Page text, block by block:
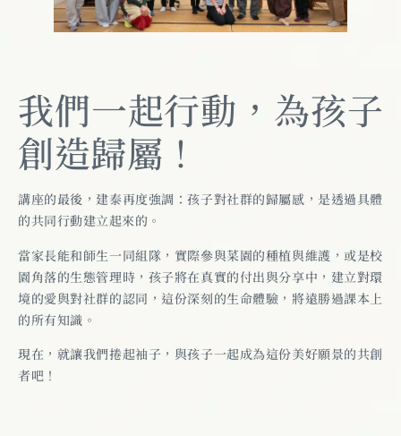
我們一起行動，為孩子
創造歸屬！
講座的最後，建泰再度強調：孩子對社群的歸屬感，是透過具體
的共同行動建立起來的。
當家長能和師生一同組隊，實際參與菜園的種植與維護，或是校
園角落的生態管理時，孩子將在真實的付出與分享中，建立對環
境的愛與對社群的認同，這份深刻的生命體驗，將遠勝過課本上
的所有知識。
現在，就讓我們捲起袖子，與孩子一起成為這份美好願景的共創
者吧！